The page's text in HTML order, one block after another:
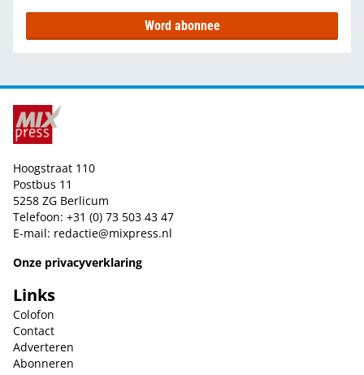
Word abonnee
Hoogstraat 110
Postbus 11
5258 ZG Berlicum
Telefoon: +31 (0) 73 503 43 47
E-mail: redactie@mixpress.nl
Onze privacyverklaring
Links
Colofon
Contact
Adverteren
Abonneren